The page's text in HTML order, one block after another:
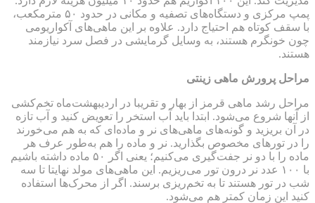
پمپ مرکزی و دستگاه‌های تصفیه و مکانی در حدود ۵۰ مترمکعب،
با سقف کوتاه هم احتیاج دارد. علاوه بر این ماهی‌های آکواریومی
چون خونگرم هستند، به وسایل گرمایشی در فصل سرد نیازمند
هستند.
مراحل پرورش ماهی زینتی
مراحل رشد ماهی قرمز از بهار و تقریبا در اردیبهشت‌ماه تخم‌کشی
از آنها شروع می‌شود. ابتدا باید آب استخر را تعویض کنید و آب تازه
در آن بریزید و گونه‌های ماهی‌های نر و ماده‌ای که به هم می‌خورند
را در تورهای مخصوص بگذارید. نر و ماده را هم به‌طور عرف هر
ماده را با دو نر جفت‌گیری می‌کنیم؛ یعنی اگر ۵۰ ماده داشته باشیم
با ۱۰۰ عدد نر درون تور می‌ریزیم. این ماهی‌های مولد نهایتا تا سه
شب در تور هستند تا به تخم‌ریزی برسند. اگر از محرک‌ها استفاده
کنید این زمان کمتر هم می‌شود.